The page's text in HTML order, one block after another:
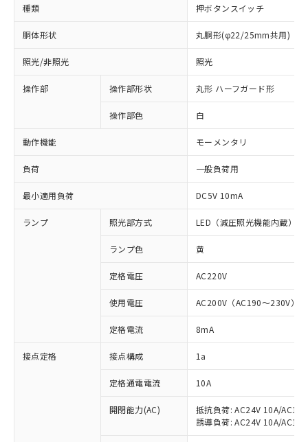
種類 押ボタンスイッチ
胴体形状 丸胴形(φ22/25mm共用)
照光/非照光 照光
操作部 操作部形状 丸形 ハーフガード形
操作部色 白
動作機能 モーメンタリ
負荷 一般負荷用
最小適用負荷 DC5V 10mA
ランプ 照光部方式 LED（減圧照光機能内蔵）
ランプ色 黄
定格電圧 AC220V
使用電圧 AC200V（AC190～230V）
定格電流 8mA
接点定格 接点構成 1a
定格通電電流 10A
開閉能力(AC)
抵抗負荷: AC24V 10A/
誘導負荷: AC24V 10A/
ご利用条件
以下の条件をお読みいただき、同意のうえ
※1 対応状況
対応済み：EU RoHS指令（10物質）の
非含有に対応した製品が提供可能な商品で
す。
対応予定：EU RoHS指令（10物質）の非含
有に対応した製品に切り替える予定のある
対応予定なし：EU RoHS指令（10物質）の
非含有に非対応の商品で、対応品を出す予